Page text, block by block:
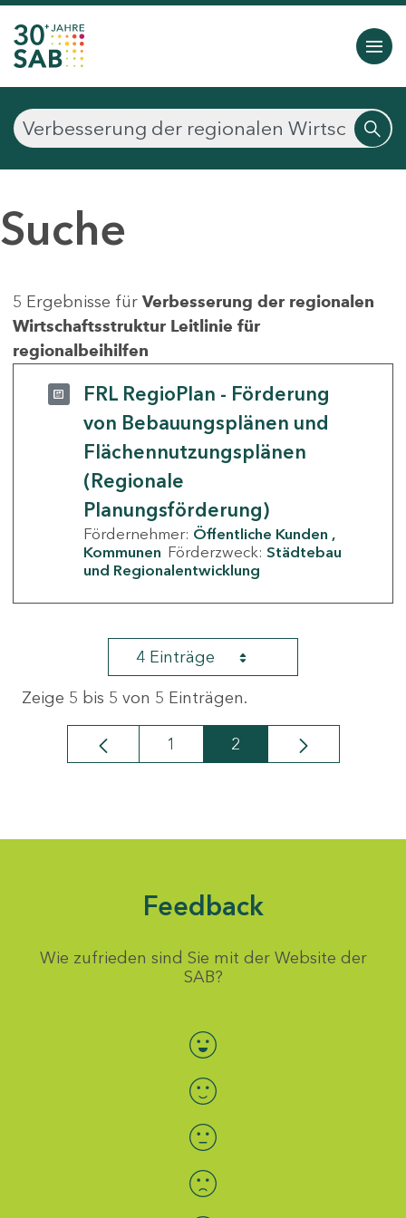
Suche
5 Ergebnisse für Verbesserung der regionalen
Wirtschaftsstruktur Leitlinie für
regionalbeihilfen
FRL RegioPlan - Förderung
von Bebauungsplänen und
Flächennutzungsplänen
(Regionale
Planungsförderung)
Fördernehmer: Öffentliche Kunden
Kommunen Förderzweck: Städtebau
und Regionalentwicklung
4 Einträge
Zeige 5 bis 5 von 5 Einträgen.
Seite
1 Seite
2
Feedback
Wie zufrieden sind Sie mit der Website der
SAB?
Bewertung auswählen